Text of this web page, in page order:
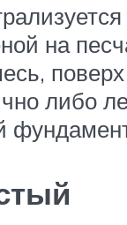
на
поверх
либо